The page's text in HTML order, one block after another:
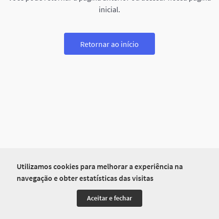
Utilizamos cookies para melhorar a experiência na
navegação e obter estatísticas das visitas
Aceitar e fechar
inicial.
Retornar ao início